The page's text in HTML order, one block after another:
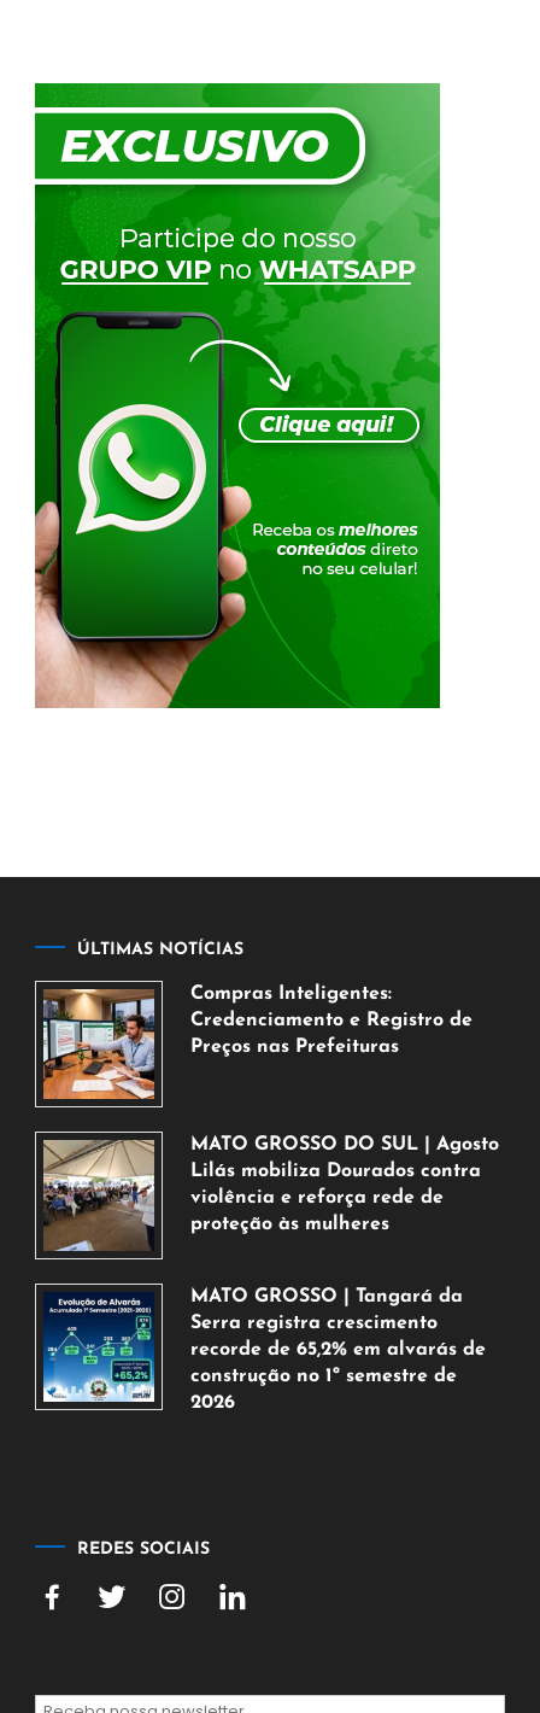
ÚLTIMAS NOTÍCIAS
Compras Inteligentes:
Credenciamento e Registro de
Preços nas Prefeituras
agosto
de
2026
MATO GROSSO DO SUL | Agosto
Lilás mobiliza Dourados contra
violência e reforça rede de
proteção às mulheres
de
agosto
de
2026
MATO GROSSO | Tangará da
Serra registra crescimento
recorde de 65,2% em alvarás de
construção no 1º semestre de
2026
2026
REDES SOCIAIS